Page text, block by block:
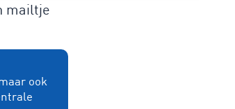
mailtje
ook